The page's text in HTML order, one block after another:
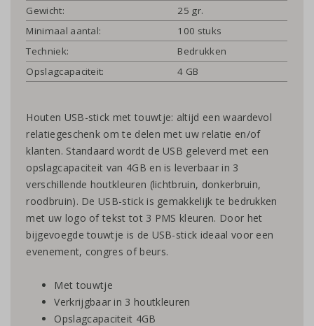
Gewicht:
25 gr.
Minimaal aantal:
100 stuks
Techniek:
Bedrukken
Opslagcapaciteit:
4 GB
Houten USB-stick met touwtje: altijd een waardevol
relatiegeschenk om te delen met uw relatie en/of
klanten. Standaard wordt de USB geleverd met een
opslagcapaciteit van 4GB en is leverbaar in 3
verschillende houtkleuren (lichtbruin, donkerbruin,
roodbruin). De USB-stick is gemakkelijk te bedrukken
met uw logo of tekst tot 3 PMS kleuren. Door het
bijgevoegde touwtje is de USB-stick ideaal voor een
evenement, congres of beurs.
Met touwtje
Verkrijgbaar in 3 houtkleuren
Opslagcapaciteit 4GB